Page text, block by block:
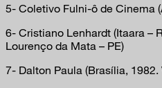
5- Coletivo Fulni-ô de Cinema
6- Cristiano Lenhardt (Itaara –
Lourenço da Mata – PE)
7- Dalton Paula (Brasília,